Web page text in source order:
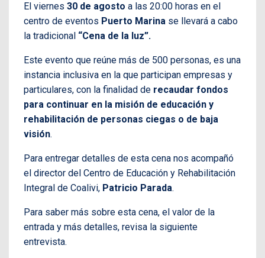
El viernes 30 de agosto a las 20:00 horas en el
centro de eventos Puerto Marina se llevará a cabo
la tradicional “Cena de la luz”.
Este evento que reúne más de 500 personas, es una
instancia inclusiva en la que participan empresas y
particulares, con la finalidad de recaudar fondos
para continuar en la misión de educación y
rehabilitación de personas ciegas o de baja
visión.
Para entregar detalles de esta cena nos acompañó
el director del Centro de Educación y Rehabilitación
Integral de Coalivi, Patricio Parada.
Para saber más sobre esta cena, el valor de la
entrada y más detalles, revisa la siguiente
entrevista.